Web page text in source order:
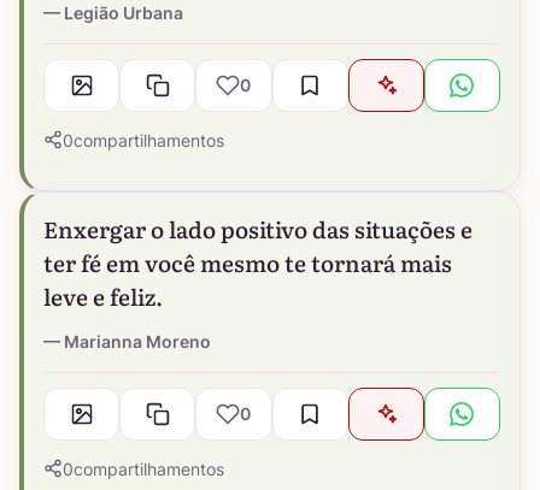
Legião Urbana
0
0compartilhamentos
Enxergar o lado positivo das situações e
ter fé em você mesmo te tornará mais
leve e feliz.
Marianna Moreno
0
0compartilhamentos